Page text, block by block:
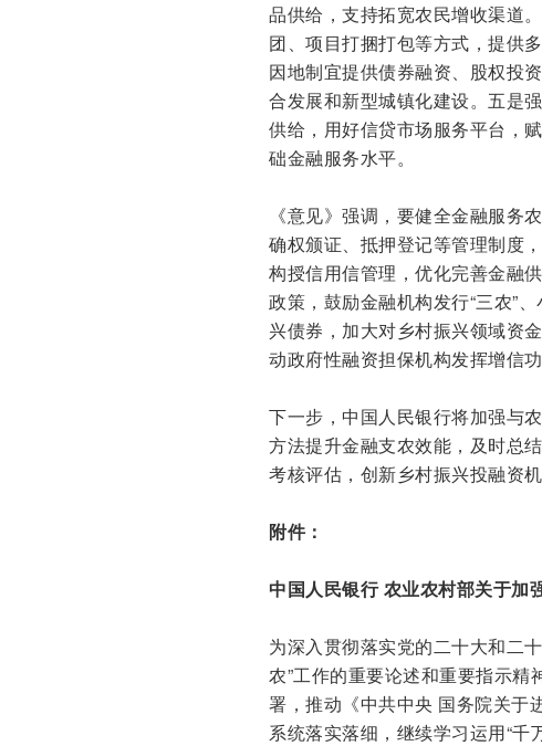
品供给，支持拓宽农民增收渠道
团、项目打捆打包等方式，提供
因地制宜提供债券融资、股权投
合发展和新型城镇化建设。五是
供给，用好信贷市场服务平台，
础金融服务水平。
《意见》强调，要健全金融服务
确权颁证、抵押登记等管理制度
构授信用信管理，优化完善金融
政策，鼓励金融机构发行“三农”
兴债券，加大对乡村振兴领域资
动政府性融资担保机构发挥增信
下一步，中国人民银行将加强与
方法提升金融支农效能，及时总
考核评估，创新乡村振兴投融资
附件：
中国人民银行 农业农村部关于加
为深入贯彻落实党的二十大和二
农”工作的重要论述和重要指示
署，推动《中共中央 国务院关于
系统落实落细，继续学习运用“